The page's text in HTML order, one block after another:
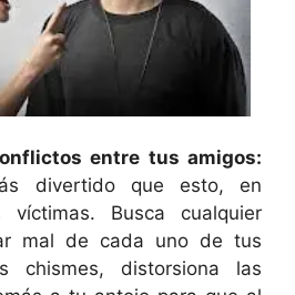
entre tus amigos:
divertido que esto, en
víctimas. Busca cualquier
mal de cada uno de tus
chismes, distorsiona las